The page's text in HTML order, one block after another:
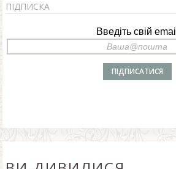
ПІДПИСКА
Введіть свій email